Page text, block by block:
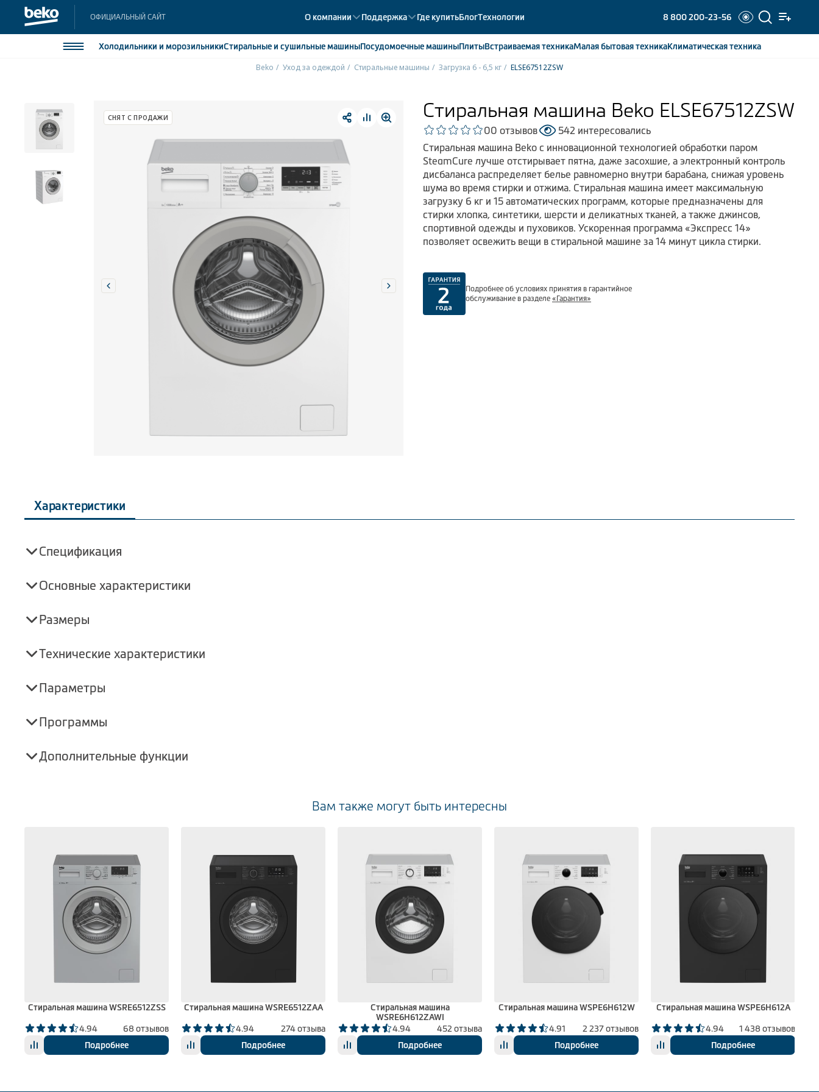
ОФИЦИАЛЬНЫЙ САЙТ О компании Поддержка Где купитьБлогТехнологии 8 800 200-23-56
Холодильники и морозильникиСтиральные и сушильные машиныПосудомоечныемашиныПлитыВстраиваемаятехникаМалая бытоваятехникаКлиматическаятехника
Стиральные и сушильные машины
Посудомоечные машины
Встраиваемая техника
Встраиваемые морозильные камеры
Beko Уход за одеждой Стиральные машины Загрузка 6 - 6,5 кг ELSE67512ZSW
СНЯТ С ПРОДАЖИ Стиральная машина Beko ELSE67512ZSW
00 отзывов
542 интересовались
Стиральная машина Beko с инновационной технологией обработки паром
SteamCure лучше отстирывает пятна, даже засохшие, а электронный контроль
дисбаланса распределяет белье равномерно внутри барабана, снижая уровень
шума во время стирки и отжима. Стиральная машина имеет максимальную
загрузку 6 кг и 15 автоматических программ, которые предназначены для
стирки хлопка, синтетики, шерсти и деликатных тканей, а также джинсов,
спортивной одежды и пуховиков. Ускоренная программа «Экспресс 14»
позволяет освежить вещи в стиральной машине за 14 минут цикла стирки.
Подробнее об условиях принятия в гарантийное
обслуживание в разделе «Гарантия»
Характеристики
Спецификация
Основные характеристики
Размеры
Технические характеристики
Параметры
Программы
Дополнительные функции
Вам также могут быть интересны
Стиральная машина WSRE6512ZSS
4.94
68 отзывов
Подробнее
Стиральная машина WSRE6512ZAA
4.94
274 отзыва
Подробнее
Стиральная машина
WSRE6H612ZAWI
4.94
452 отзыва
Подробнее
Стиральная машина WSPE6H612W
4.91
2 237 отзывов
Подробнее
Стиральная машина WSPE6H612A
4.94
1 438 отзывов
Подробнее